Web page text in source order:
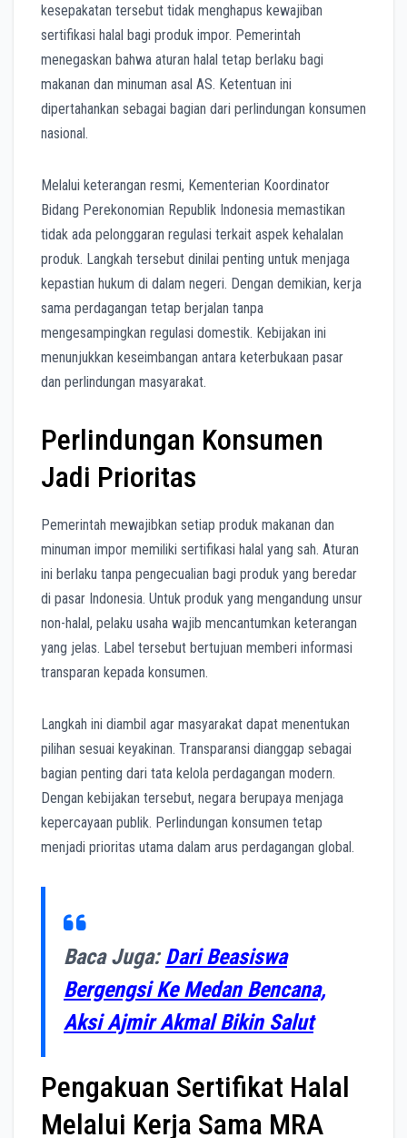
kesepakatan tersebut tidak menghapus kewajiban
sertifikasi halal bagi produk impor. Pemerintah
menegaskan bahwa aturan halal tetap berlaku bagi
makanan dan minuman asal AS. Ketentuan ini
dipertahankan sebagai bagian dari perlindungan konsumen
nasional.
Melalui keterangan resmi, Kementerian Koordinator
Bidang Perekonomian Republik Indonesia memastikan
tidak ada pelonggaran regulasi terkait aspek kehalalan
produk. Langkah tersebut dinilai penting untuk menjaga
kepastian hukum di dalam negeri. Dengan demikian, kerja
sama perdagangan tetap berjalan tanpa
mengesampingkan regulasi domestik. Kebijakan ini
menunjukkan keseimbangan antara keterbukaan pasar
dan perlindungan masyarakat.
Perlindungan Konsumen
Jadi Prioritas
Pemerintah mewajibkan setiap produk makanan dan
minuman impor memiliki sertifikasi halal yang sah. Aturan
ini berlaku tanpa pengecualian bagi produk yang beredar
di pasar Indonesia. Untuk produk yang mengandung unsur
non-halal, pelaku usaha wajib mencantumkan keterangan
yang jelas. Label tersebut bertujuan memberi informasi
transparan kepada konsumen.
Langkah ini diambil agar masyarakat dapat menentukan
pilihan sesuai keyakinan. Transparansi dianggap sebagai
bagian penting dari tata kelola perdagangan modern.
Dengan kebijakan tersebut, negara berupaya menjaga
kepercayaan publik. Perlindungan konsumen tetap
menjadi prioritas utama dalam arus perdagangan global.
Baca Juga:Dari Beasiswa
Bergengsi Ke Medan Bencana,
Aksi Ajmir Akmal Bikin Salut
Pengakuan Sertifikat Halal
Melalui Kerja Sama MRA